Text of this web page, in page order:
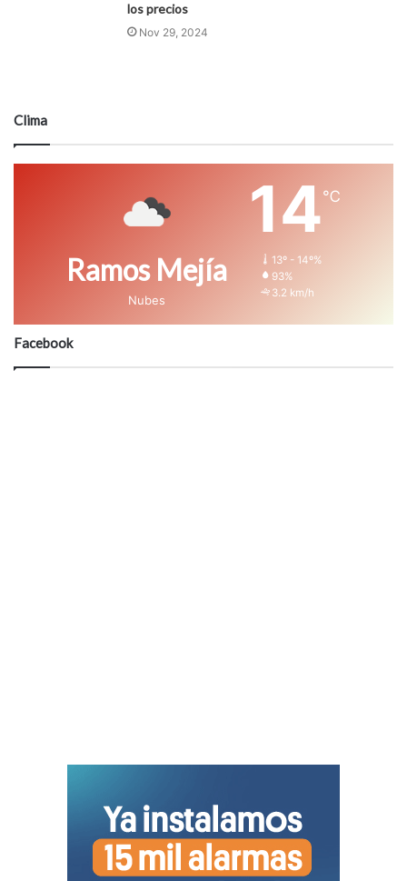
los precios
Nov 29, 2024
Clima
Ramos Mejía
Nubes
14℃
13º - 14º%
93%
3.2 km/h
Facebook